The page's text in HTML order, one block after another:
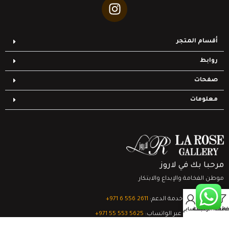
أقسام المتجر
روابط
صفحات
معلومات
مرحبا بك في لاروز
موطن الفخامة والإبداع والابتكار
تواصل مع خدمة الدعم: ‎+971 6 556 2611
الدعم الفني عبر الواتساب: ‎+971 55 553 5625
قائمة الرغبات
0
السلةحسابي